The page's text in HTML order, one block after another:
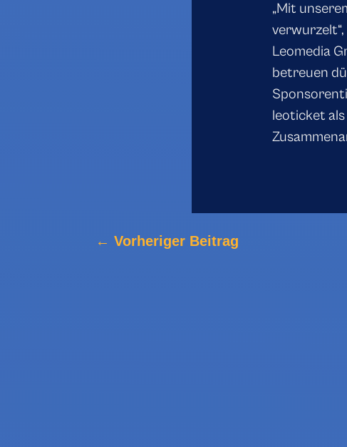
„Mit
Leomedia
betreuen
leoticket
←Vorheriger Beitrag